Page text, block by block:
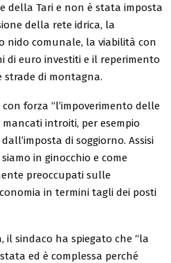
della Tari e non è stata imposta
della rete idrica, la
nido comunale, la viabilità con
di euro investiti e il reperimento
strade di montagna.
con forza “l’impoverimento delle
introiti, per esempio
di soggiorno. Assisi
in ginocchio e come
preoccupati sulle
in termini tagli dei posti
il sindaco ha spiegato che “la
ed è complessa perché